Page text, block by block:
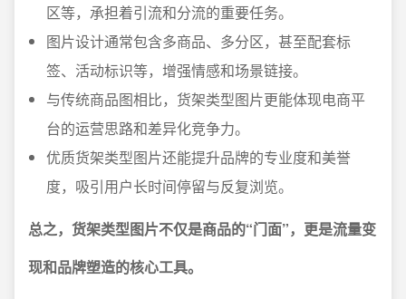
区等，承担着引流和分流的重要任务。
图片设计通常包含多商品、多分区，甚至配套标
签、活动标识等，增强情感和场景链接。
与传统商品图相比，货架类型图片更能体现电商平
台的运营思路和差异化竞争力。
优质货架类型图片还能提升品牌的专业度和美誉
度，吸引用户长时间停留与反复浏览。
总之，货架类型图片不仅是商品的“门面”，更是流量变
现和品牌塑造的核心工具。